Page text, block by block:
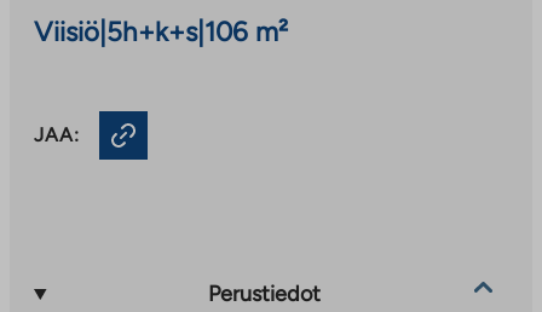
Viisiö 5h+k+s| 106 m²
JAA:
Perustiedot